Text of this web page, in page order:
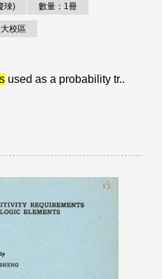
琜) 數量：1冊
校區
used as a probability tr..